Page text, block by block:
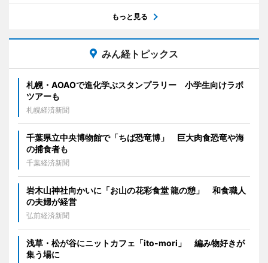
もっと見る
みん経トピックス
札幌・AOAOで進化学ぶスタンプラリー 小学生向けラボ
ツアーも
札幌経済新聞
千葉県立中央博物館で「ちば恐竜博」 巨大肉食恐竜や海
の捕食者も
千葉経済新聞
岩木山神社向かいに「お山の花彩食堂 龍の憩」 和食職人
の夫婦が経営
弘前経済新聞
浅草・松が谷にニットカフェ「ito-mori」 編み物好きが
集う場に